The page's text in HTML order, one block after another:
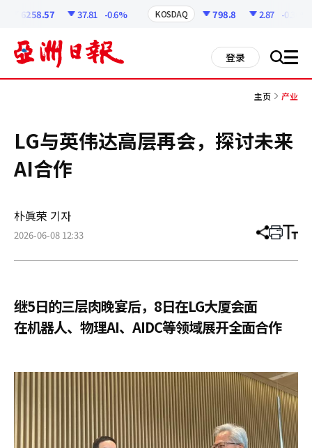
6258.57 37.81 -0.6% KOSDAQ 798.8 2.87 -0.36%
登录 搜 all
主页 产业
LG与英伟达高层再会，探讨未来
AI合作
朴眞荣 기자
2026-06-08 12:33 分
章
打 调
小
继5日的三层肉晚宴后，8日在LG大厦会面
在机器人、物理AI、AIDC等领域展开全面合作